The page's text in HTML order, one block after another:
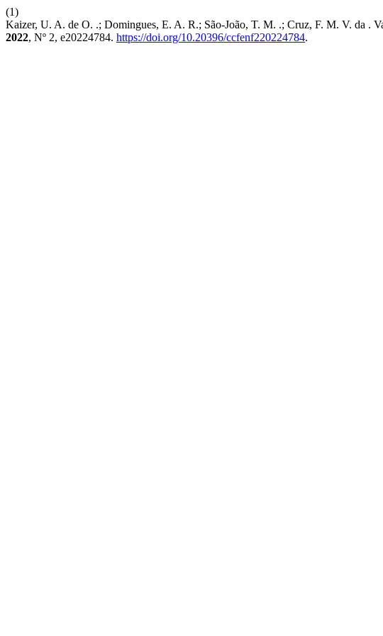
(1)
Kaizer, U. A. de O. .; Domingues, E. A. R.; São-João, T. M. .; Cruz, F. M. V. da .
2022, Nº 2, e20224784. https://doi.org/10.20396/ccfenf220224784.